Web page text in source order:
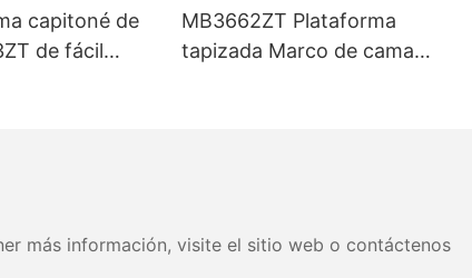
capitoné de
de fácil
MB3662ZT Plataforma
tapizada Marco de cama
más información, visite el sitio web o contáctenos